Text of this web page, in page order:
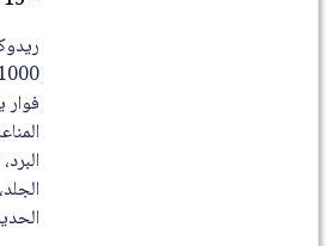
ريدوكسون
فوار
المناعة،
البرد،
الجلد،